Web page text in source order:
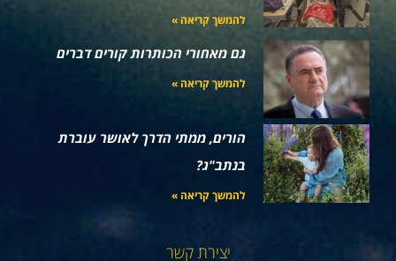
להמשך קריאה »
גם מאחורי הכותרות קורים דברים
להמשך קריאה »
הורים, ממתי הדרך לאושר עוברת
בנתב"ג?
להמשך קריאה »
יצירת קשר